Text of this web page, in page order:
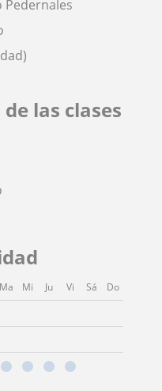
Pedernales
las clases
Ma Mi Ju Vi Sá
Do